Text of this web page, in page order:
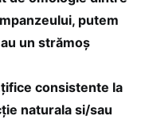
putem
un strămoș
consistente la
naturala si/sau